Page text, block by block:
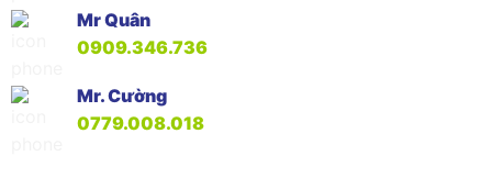
Mr Quân
0909.346.736
Mr. Cường
0779.008.018